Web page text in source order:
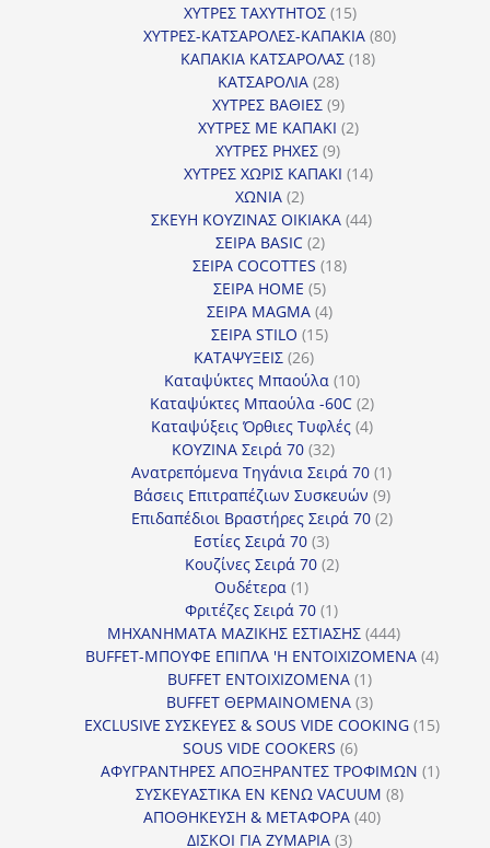
προϊόντα
ΧΥΤΡΕΣ ΤΑΧΥΤΗΤΟΣ 1515
προϊόντα
ΧΥΤΡΕΣ-ΚΑΤΣΑΡΟΛΕΣ-ΚΑΠΑΚΙΑ 8080
ΚΑΠΑΚΙΑ ΚΑΤΣΑΡΟΛΑΣ 1818
ΚΑΤΣΑΡΟΛΙΑ 2828
προϊόντα
ΧΥΤΡΕΣ ΒΑΘΙΕΣ 99
προϊόντα
ΧΥΤΡΕΣ ΜΕ ΚΑΠΑΚΙ 22
ΧΥΤΡΕΣ ΡΗΧΕΣ 99
προϊόντα
ΧΥΤΡΕΣ ΧΩΡΙΣ ΚΑΠΑΚΙ 1414
ΧΩΝΙΑ 22
προϊόντα
ΣΚΕΥΗ ΚΟΥΖΙΝΑΣ ΟΙΚΙΑΚΑ 4444
ΣΕΙΡΑ BASIC 22
προϊόντα
ΣΕΙΡΑ COCOTTES 1818
ΣΕΙΡΑ HOME 55
προϊόντα
ΣΕΙΡΑ MAGMA 44
προϊόντα
ΣΕΙΡΑ STILO 1515
ΚΑΤΑΨΥΞΕΙΣ 2626
προϊόντα
Καταψύκτες Μπαούλα 1010
προϊόντα
Καταψύκτες Μπαούλα -60C 22
προϊόντα
Καταψύξεις Όρθιες Τυφλές 44
ΚΟΥΖΙΝΑ Σειρά 70 3232
προϊόντα
Ανατρεπόμενα Τηγάνια Σειρά 70 11
προϊόν
Βάσεις Επιτραπέζιων Συσκευών 99
προϊόντα
Επιδαπέδιοι Βραστήρες Σειρά 70 22
Εστίες Σειρά 70 33
προϊόντα
Κουζίνες Σειρά 70 22
Ουδέτερα 11
προϊόν
Φριτέζες Σειρά 70 11
προϊόν
ΜΗΧΑΝΗΜΑΤΑ ΜΑΖΙΚΗΣ ΕΣΤΙΑΣΗΣ 444444
προϊόντα
BUFFET-ΜΠΟΥΦΕ ΕΠΙΠΛΑ 'Η ΕΝΤΟΙΧΙΖΟΜΕΝΑ 44
BUFFET ΕΝΤΟΙΧΙΖΟΜΕΝΑ 11
προϊόν
BUFFET ΘΕΡΜΑΙΝΟΜΕΝΑ 33
προϊόντα
EXCLUSIVE ΣΥΣΚΕΥΕΣ & SOUS VIDE COOKING 1515
SOUS VIDE COOKERS 66
προϊόντα
ΑΦΥΓΡΑΝΤΗΡΕΣ ΑΠΟΞΗΡΑΝΤΕΣ ΤΡΟΦΙΜΩΝ 11
ΣΥΣΚΕΥΑΣΤΙΚΑ ΕΝ ΚΕΝΩ VACUUM 88
ΑΠΟΘΗΚΕΥΣΗ & ΜΕΤΑΦΟΡΑ 4040
ΔΙΣΚΟΙ ΓΙΑ ΖΥΜΑΡΙΑ 33